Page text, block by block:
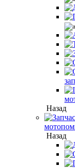
Назад
Назад